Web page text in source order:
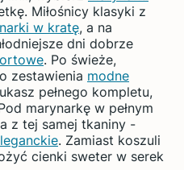
Miłośnicy klasyki z
w kratę, a na
dni dobrze
. Po świeże,
zestawienia modne
pełnego kompletu,
marynarkę w pełnym
z tej samej tkaniny -
. Zamiast koszuli
cienki sweter w serek